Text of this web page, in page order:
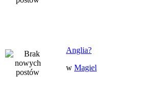
Anglia?
w Magiel